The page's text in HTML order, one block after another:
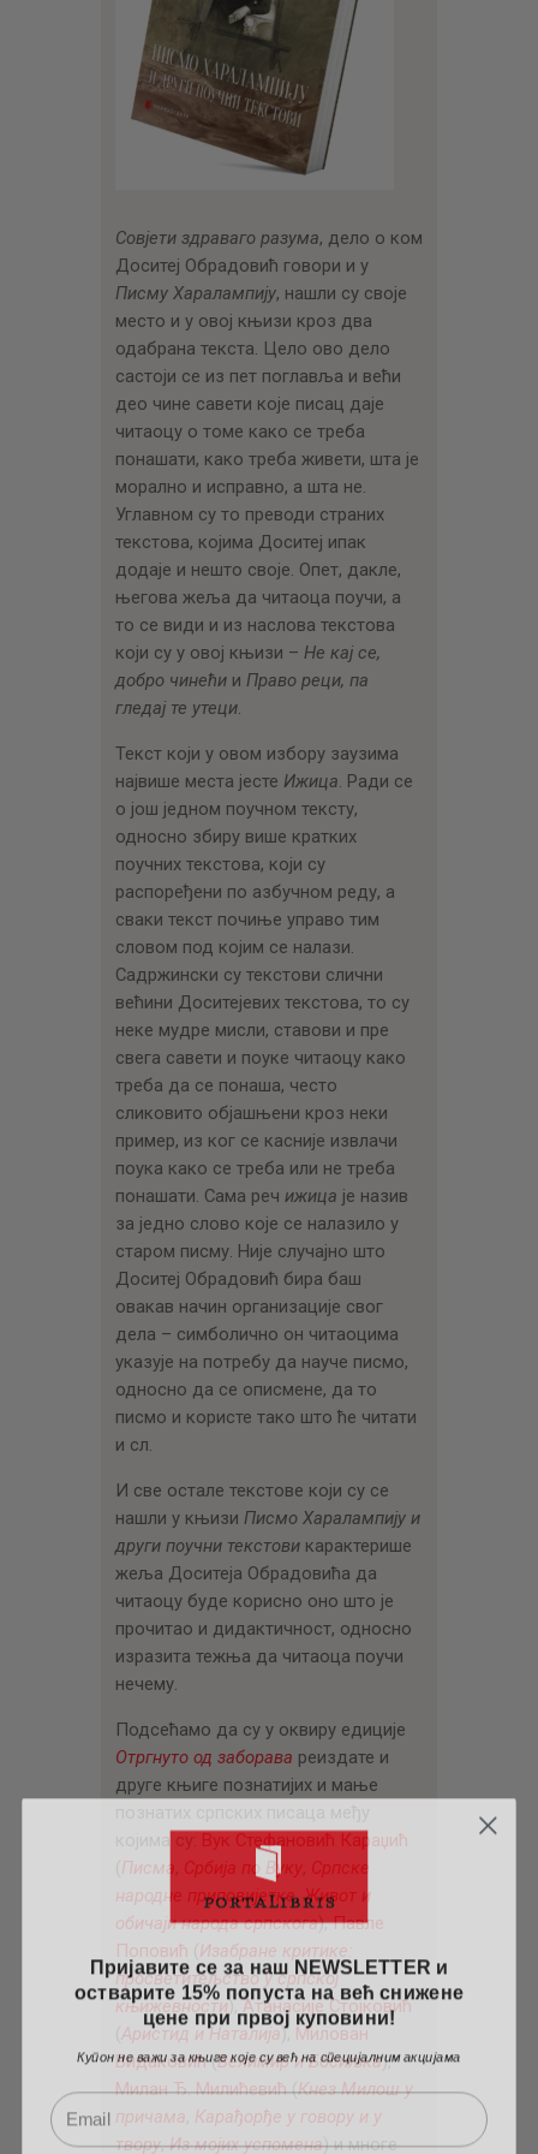
Совјети здраваго разума, дело о ком
Доситеј Обрадовић говори и у
Писму Харалампију, нашли су своје
место и у овој књизи кроз два
одабрана текста. Цело ово дело
састоји се из пет поглавља и већи
део чине савети које писац даје
читаоцу о томе како се треба
понашати, како треба живети, шта је
морално и исправно, а шта не.
Углавном су то преводи страних
текстова, којима Доситеј ипак
додаје и нешто своје. Опет, дакле,
његова жеља да читаоца поучи, а
то се види и из наслова текстова
који су у овој књизи – Не кај се,
добро чинећии Право реци, па
гледај те утеци.
Текст који у овом избору заузима
највише места јесте Ижица. Ради се
о још једном поучном тексту,
односно збиру више кратких
поучних текстова, који су
распоређени по азбучном реду, а
сваки текст почиње управо тим
словом под којим се налази.
Садржински су текстови слични
већини Доситејевих текстова, то су
неке мудре мисли, ставови и пре
свега савети и поуке читаоцу како
треба да се понаша, често
сликовито објашњени кроз неки
пример, из ког се касније извлачи
поука како се треба или не треба
понашати. Сама реч ижица је назив
за једно слово које се налазило у
старом писму. Није случајно што
Доситеј Обрадовић бира баш
овакав начин организације свог
дела – симболично он читаоцима
указује на потребу да науче писмо,
односно да се описмене, да то
писмо и користе тако што ће читати
и сл.
И све остале текстове који су се
нашли у књизи Писмо Харалампију и
други поучни текстовикарактерише
жеља Доситеја Обрадовића да
читаоцу буде корисно оно што је
прочитао и дидактичност, односно
изразита тежња да читаоца поучи
нечему.
Подсећамо да су у оквиру едиције
Отргнуто од заборава реиздате и
друге књиге познатијих и мање
Вук Стефановић Караџић
Писма Србија по Вуку, Српске
народне приповијетке,Живот и
обичаји народа српскога),Павле
Поповић
Изабране критике:
просветитељство у српској
књижевности),Атанасије Стојковић
Аристид и Наталија), Милован
Видаковић(Велимир и Босиљка),
Милан Ђ. Милићевић(Кнез Милош у
причама Карађорђе у говору и у
твору,Из мојих успомена) и многе
Пријавите се за наш NEWSLETTER и
остварите 15% попуста на већ снижене
цене при првој куповини!
Купон не важи за књиге које су већ на специјалним акцијама